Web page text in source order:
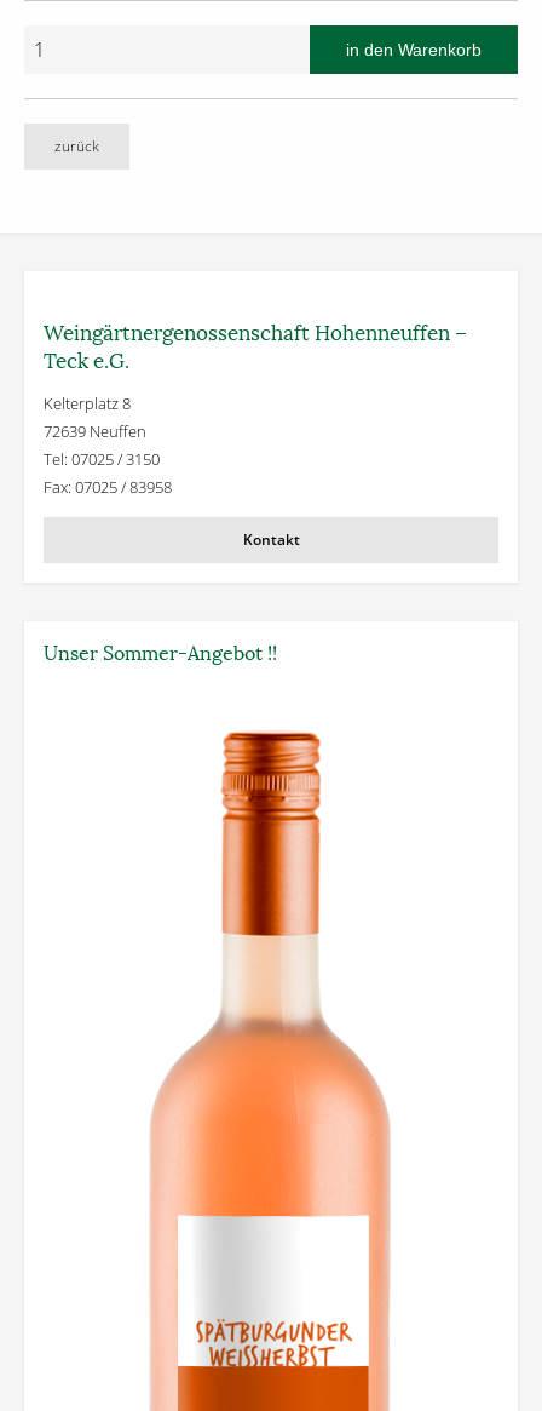
zurück
Weingärtner­genossenschaft Hohenneuffen –
Teck e.G.
Kelterplatz 8
72639 Neuffen
Tel: 07025 / 3150
Fax: 07025 / 83958
Kontakt
Unser Sommer-Angebot !!